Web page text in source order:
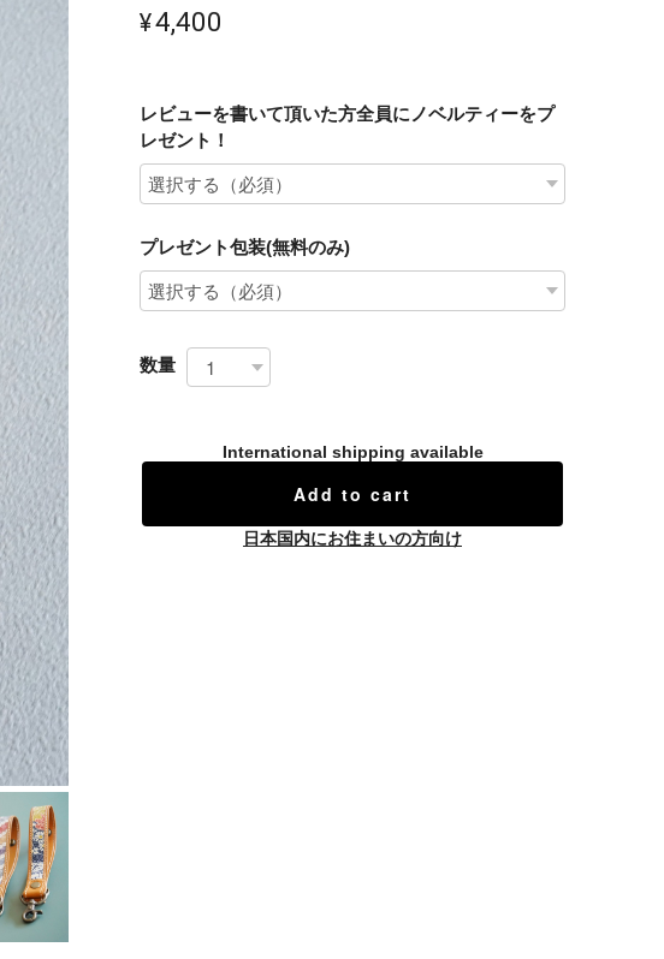
¥4,400
レビューを書いて頂いた方全員にノベルティーをプ
レゼント！
プレゼント包装(無料のみ)
数量
International shipping available
Add to cart
日本国内にお住まいの方向け